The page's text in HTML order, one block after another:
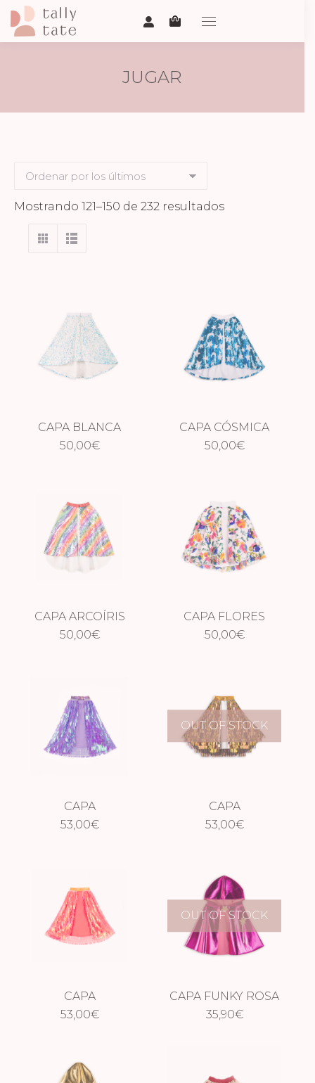
JUGAR
Mostrando 121–150 de 232 resultadosOrdenado
CAPA BLANCA
NIEVE
50,00€
CAPA CÓSMICA
50,00€
CAPA ARCOÍRIS
50,00€
CAPA FLORES
50,00€
CAPA
HOLOGRÁFICA
53,00€
OUT OF STOCK
CAPA
HOLOGRÁFICA
53,00€
CAPA
HOLOGRÁFICA
53,00€
OUT OF STOCK
CAPA FUNKY ROSA
35,90€